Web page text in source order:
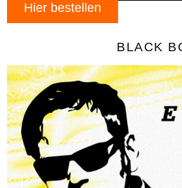
Hier bestellen
BLACK